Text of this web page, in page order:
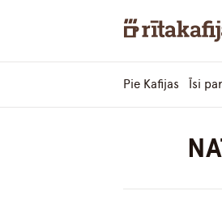
Pie Kafijas Īsi